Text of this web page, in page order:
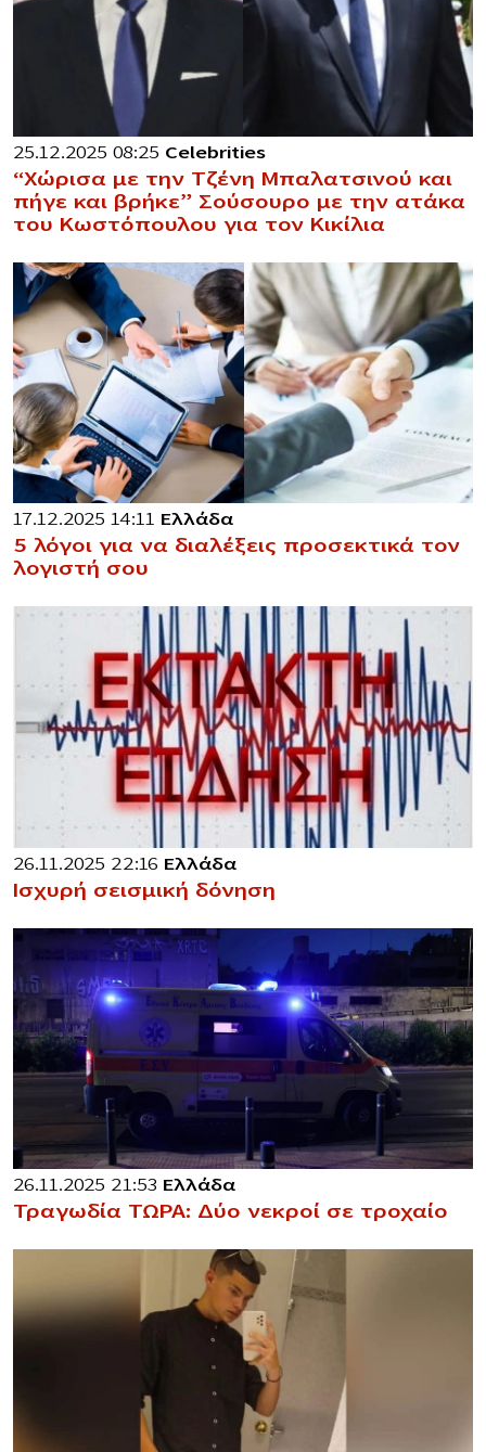
25.12.2025 08:25 Celebrities
“Χώρισα με την Τζένη Μπαλατσινού και
πήγε και βρήκε” Σούσουρο με την ατάκα
του Κωστόπουλου για τον Κικίλια
17.12.2025 14:11 Ελλάδα
5 λόγοι για να διαλέξεις προσεκτικά τον
λογιστή σου
26.11.2025 22:16 Ελλάδα
Ισχυρή σεισμική δόνηση
26.11.2025 21:53 Ελλάδα
Τραγωδία ΤΩΡΑ: Δύο νεκροί σε τροχαίο